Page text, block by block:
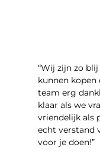
“Wij zijn zo
kunnen kopen
team erg
klaar als we
vriendelijk als
echt verstand
voor je doen!”